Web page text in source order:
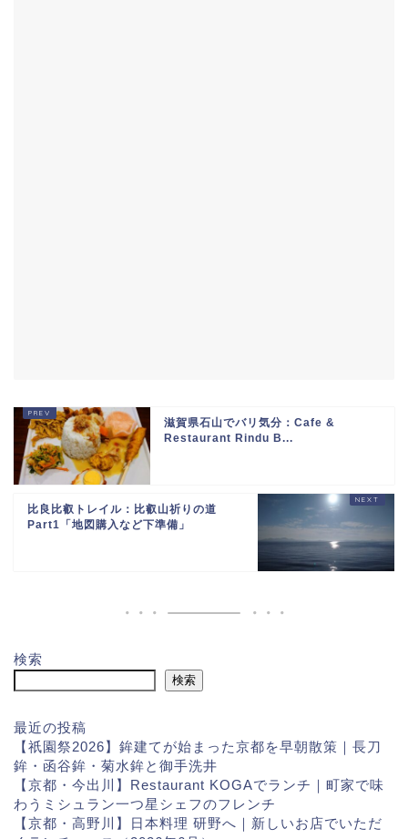
滋賀県石山でバリ気分：Cafe &
Restaurant Rindu B...
比良比叡トレイル：比叡山祈りの道
Part1「地図購入など下準備」
検索
検索
最近の投稿
【祇園祭2026】鉾建てが始まった京都を早朝散策｜長刀
鉾・函谷鉾・菊水鉾と御手洗井
【京都・今出川】Restaurant KOGAでランチ｜町家で味
わうミシュラン一つ星シェフのフレンチ
【京都・高野川】日本料理 研野へ｜新しいお店でいただ